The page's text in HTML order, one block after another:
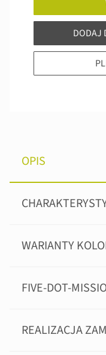
DODAJ
OPIS
WARIANTY
FIVE-DOT-
REALIZACJA